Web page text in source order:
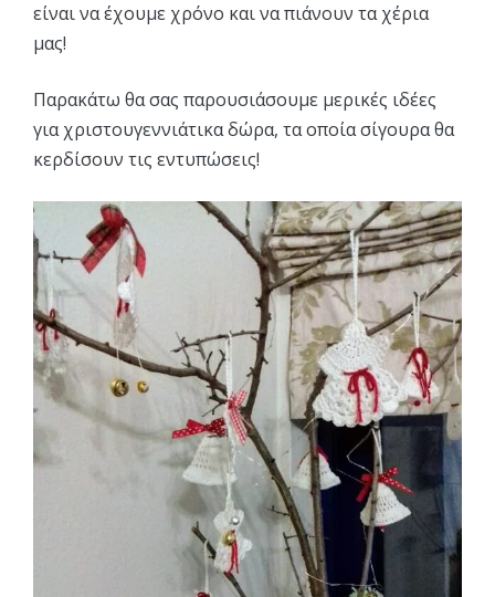
είναι να έχουμε χρόνο και να πιάνουν τα χέρια
μας!
Παρακάτω θα σας παρουσιάσουμε μερικές ιδέες
για χριστουγεννιάτικα δώρα, τα οποία σίγουρα θα
κερδίσουν τις εντυπώσεις!